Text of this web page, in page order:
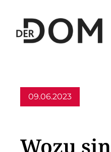
09.06.2023
Wozu